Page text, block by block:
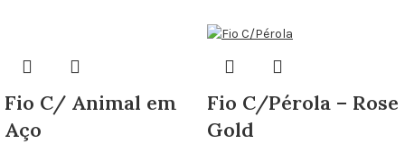
Fio C/ Animal em
Aço
Fio C/Pérola – Rose
Gold